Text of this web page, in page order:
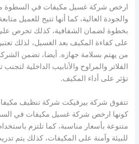
ارخص شركة غسيل مكيفات في السطوة مع
والجودة العالية، كما أنها تتيح للعميل
بخطوة لضمان الشفافية، كذلك تحرص
على كفاءة المكيف بعد الغسيل، لذلك
من يهتم بسلامة جهازه. أيضا، تضمن
الفلاتر والمراوح والأنابيب الداخلية لتجنب
تؤثر على أداء المكيف.
تتفوق شركة بيرفيكت شركة تنظيف
كونها ارخص شركة غسيل مكيفات في
متنوعة بأسعار مناسبة، كما تلتزم
للبيئة وآمنة على المكيفات، كذلك يتم